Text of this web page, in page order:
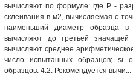
вычисляют по формуле: где Р -
склеивания в м2, вычисляемая с
наименьший диаметр образца
вычисляют до третьей
вычисляют среднее
число испытанных образцов; si
образцов. 4.2. Рекомендуется вычи...